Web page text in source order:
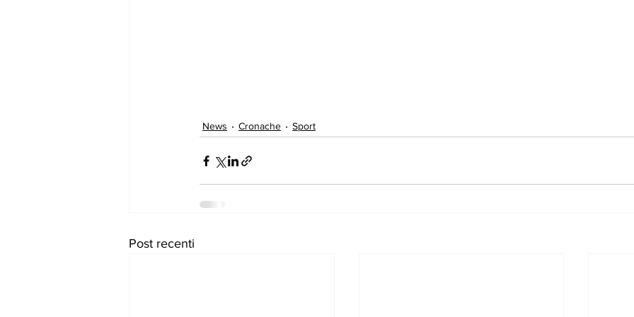
News Cronache Sport
Post recenti